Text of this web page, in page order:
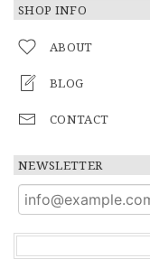
SHOP INFO
ABOUT
BLOG
CONTACT
NEWSLETTER